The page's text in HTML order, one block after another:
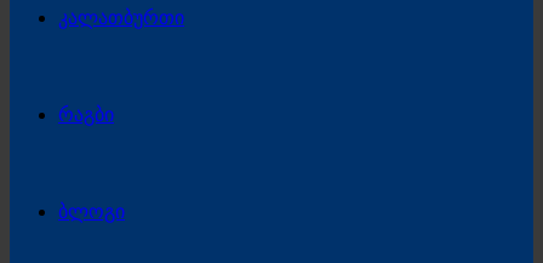
კალათბურთი
რაგბი
ბლოგი